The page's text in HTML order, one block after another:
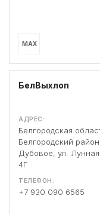
MAX
БелВыхлоп
АДРЕС:
Белгородская
Белгородский
Дубовое, ул.
4Г
ТЕЛЕФОН:
+7 930 090 6565